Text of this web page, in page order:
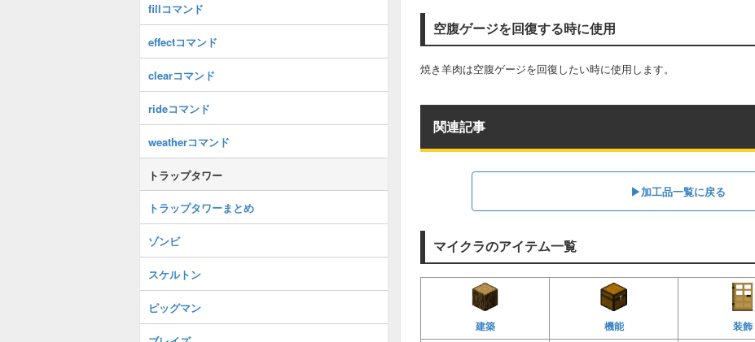
空腹ゲージを回復する時に使用
焼き羊肉は空腹ゲージを回復したい時に使用します。
関連記事
▶︎加工品一覧に戻る
マイクラのアイテム一覧
建築 機能 装飾
fillコマンド
effectコマンド
clearコマンド
rideコマンド
weatherコマンド
トラップタワー
トラップタワーまとめ
ゾンビ
スケルトン
ピッグマン